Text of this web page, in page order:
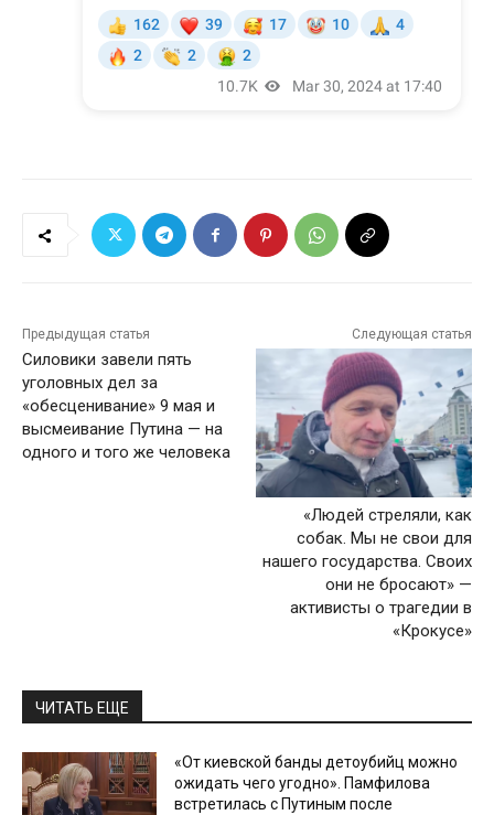
Предыдущая статья
Силовики завели пять
уголовных дел за
«обесценивание» 9 мая и
высмеивание Путина — на
одного и того же человека
Следующая статья
«Людей стреляли, как
собак. Мы не свои для
нашего государства. Своих
они не бросают» —
активисты о трагедии в
«Крокусе»
ЧИТАТЬ ЕЩЕ
«От киевской банды детоубийц можно
ожидать чего угодно». Памфилова
встретилась с Путиным после